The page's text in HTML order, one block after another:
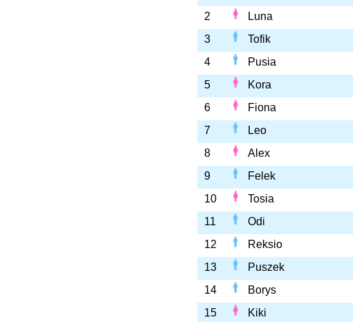
2
Luna
3
Tofik
4
Pusia
5
Kora
6
Fiona
7
Leo
8
Alex
9
Felek
10
Tosia
11
Odi
12
Reksio
13
Puszek
14
Borys
15
Kiki